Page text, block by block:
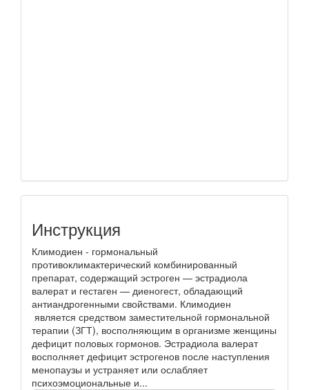
Инструкция
Климодиен - гормональный
противоклимактерический комбинированный
препарат, содержащий эстроген — эстрадиола
валерат и гестаген — диеногест, обладающий
антиандрогенными свойствами. Климодиен
является средством заместительной гормональной
терапии (ЗГТ), восполняющим в организме женщины
дефицит половых гормонов. Эстрадиола валерат
восполняет дефицит эстрогенов после наступления
менопаузы и устраняет или ослабляет
психоэмоциональные и...